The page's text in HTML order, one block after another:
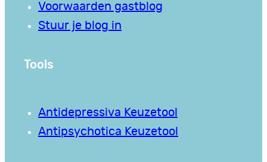
Voorwaarden gastblog
Stuur je blog in
Tools
Antidepressiva Keuzetool
Antipsychotica Keuzetool